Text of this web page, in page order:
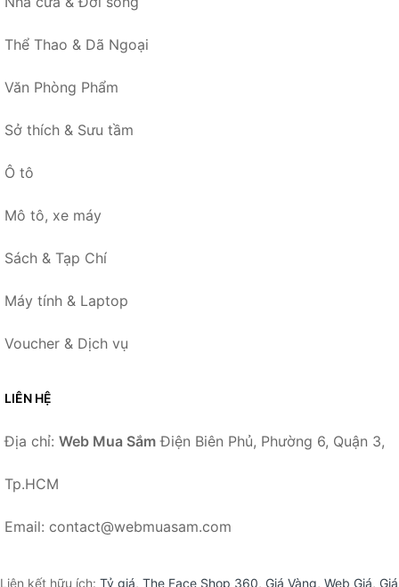
Thể Thao & Dã Ngoại
Văn Phòng Phẩm
Sở thích & Sưu tầm
Ô tô
Mô tô, xe máy
Sách & Tạp Chí
Máy tính & Laptop
Voucher & Dịch vụ
LIÊN HỆ
Địa chỉ: Web Mua Sắm Điện Biên Phủ, Phường 6, Quận 3,
Tp.HCM
Email: contact@webmuasam.com
Liên kết hữu ích: Tỷ giá, The Face Shop 360, Giá Vàng, Web Giá, Giá